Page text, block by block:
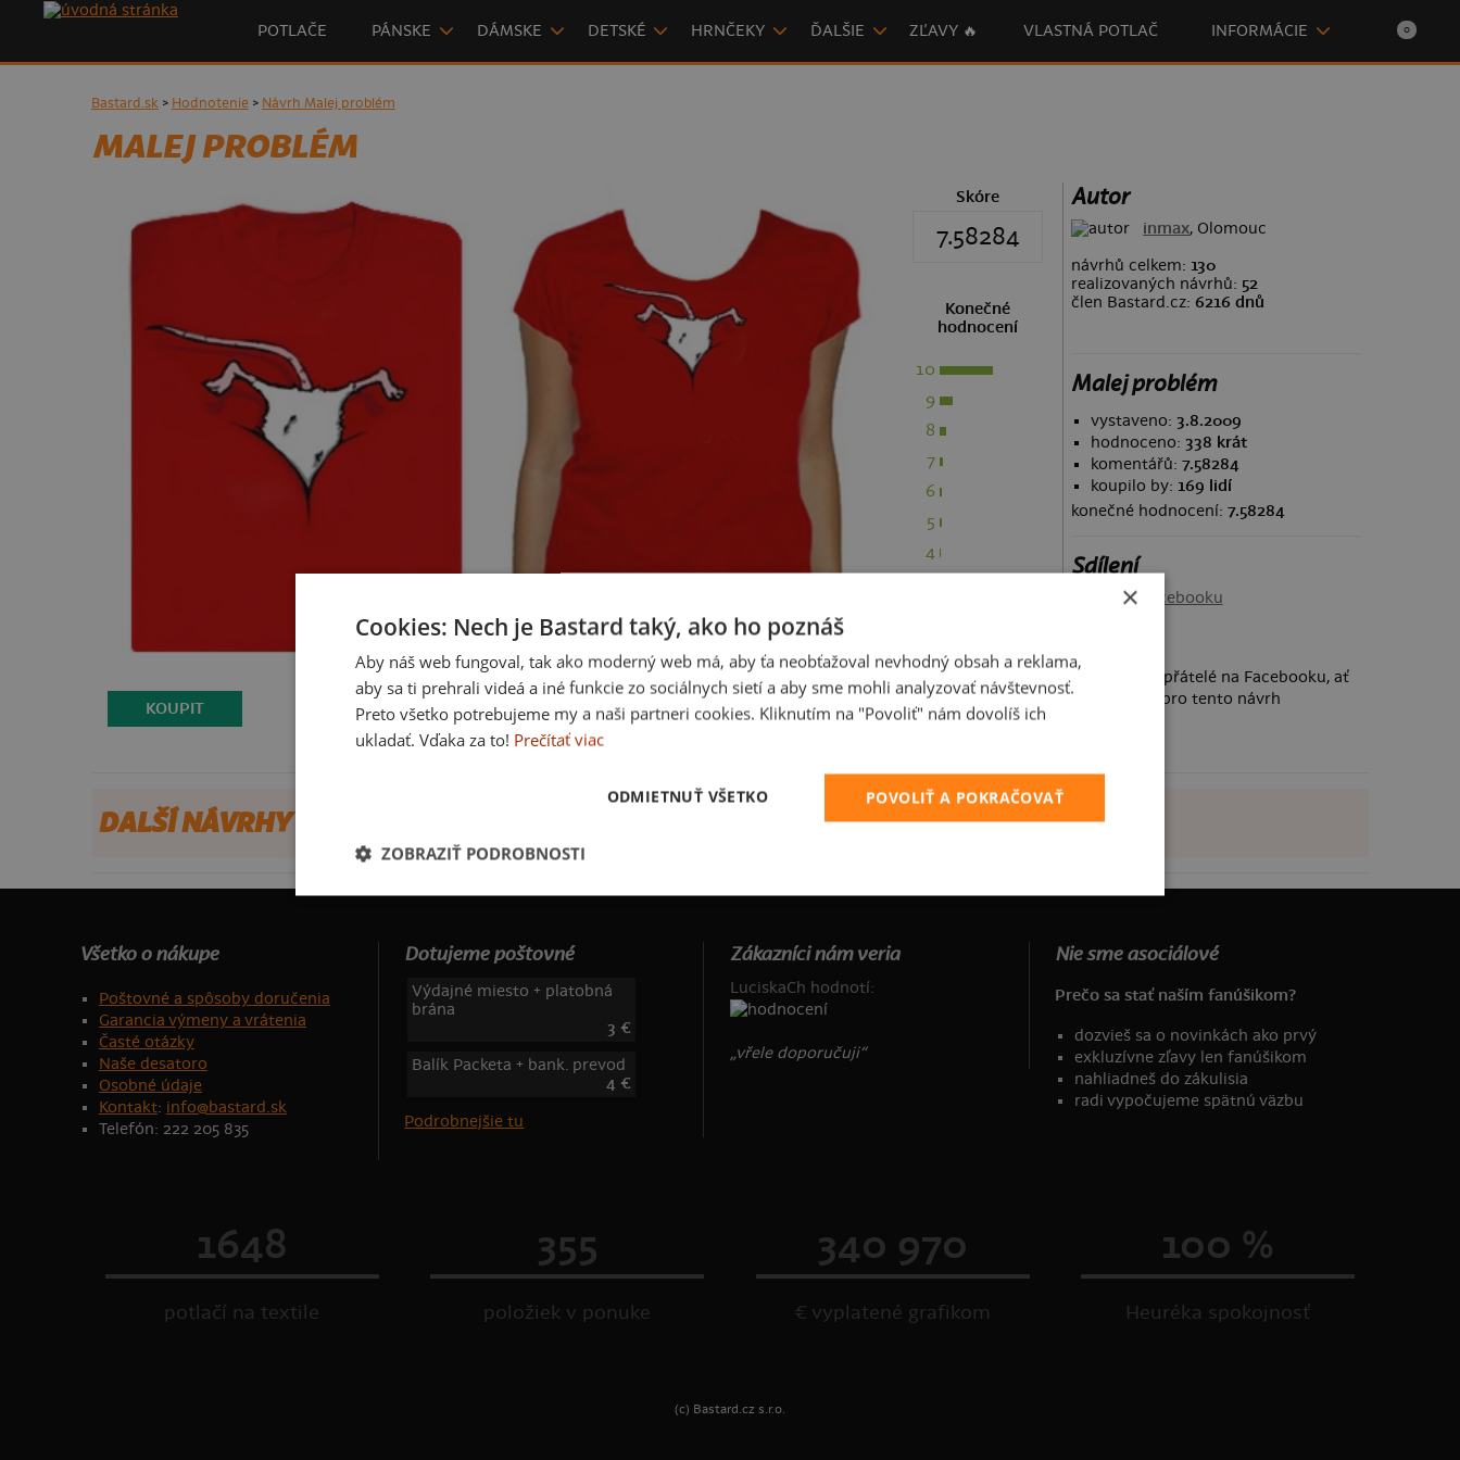
POTLAČE PÁNSKE DÁMSKE DETSKÉ HRNČEKY ĎALŠIE ZĽAVY 🔥 VLASTNÁ POTLAČ INFORMÁCIE 0
Bastard.sk> Hodnotenie> Návrh Malej problém
MALEJ PROBLÉM
KOUPIT
Skóre
7.58284
Konečné
hodnocení
10
9
8
7
6
5
4
Autor
inmax, Olomouc
návrhů celkem: 130
realizovaných návrhů: 52
člen Bastard.cz: 6216 dnů
Malej problém
vystaveno: 3.8.2009
hodnoceno: 338 krát
komentářů: 7.58284
koupilo by: 169 lidí
konečné hodnocení: 7.58284
Sdílení
Sdílet na Facebooku
Požádej své přátelé na Facebooku, ať
taky hlasují pro tento návrh
DALŠÍ NÁVRHY OD INMAX
Všetko o nákupe
Poštovné a spôsoby doručenia
Garancia výmeny a vrátenia
Časté otázky
Naše desatoro
Osobné údaje
Kontakt: info@bastard.sk
Telefón: 222 205 835
Dotujeme poštovné
Výdajné miesto + platobná
brána
3 €
Balík Packeta + bank. prevod
4 €
Podrobnejšie tu
Zákazníci nám veria
LuciskaCh hodnotí:
„vřele doporučuji“
Nie sme asociálové
Prečo sa stať naším fanúšikom?
dozvieš sa o novinkách ako prvý
exkluzívne zľavy len fanúšikom
nahliadneš do zákulisia
radi vypočujeme spätnú väzbu
1648
potlačí na textile
355
položiek v ponuke
340 970
€ vyplatené grafikom
100 %
Heuréka spokojnosť
(c) Bastard.cz s.r.o.
×
Cookies: Nech je Bastard taký, ako ho poznáš
Aby náš web fungoval, tak ako moderný web má, aby ťa neobťažoval nevhodný obsah a reklama,
aby sa ti prehrali videá a iné funkcie zo sociálnych sietí a aby sme mohli analyzovať návštevnosť.
Preto všetko potrebujeme my a naši partneri cookies. Kliknutím na "Povoliť" nám dovolíš ich
ukladať. Vďaka za to! Prečítať viac
POVOLIŤ A POKRAČOVAŤ
ODMIETNUŤ VŠETKO
ZOBRAZIŤ PODROBNOSTI